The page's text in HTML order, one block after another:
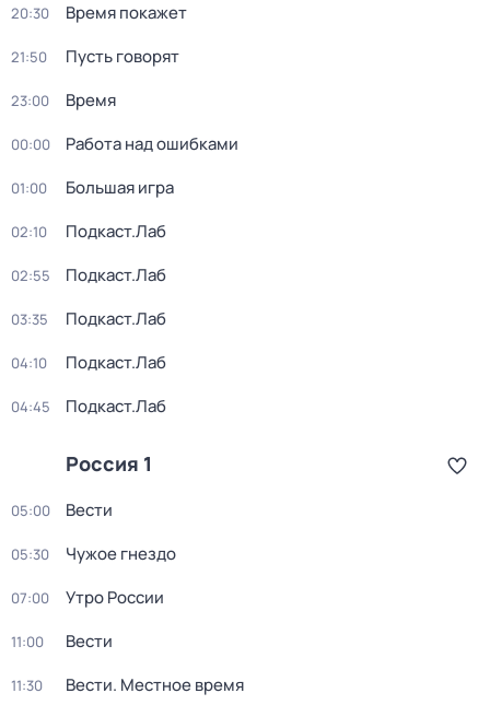
20:30 Время покажет
21:50 Пусть говорят
23:00 Время
00:00 Работа над ошибками
01:00 Большая игра
02:10 Подкаст.Лаб
02:55 Подкаст.Лаб
03:35 Подкаст.Лаб
04:10 Подкаст.Лаб
04:45 Подкаст.Лаб
Россия 1
05:00 Вести
05:30 Чужое гнездо
07:00 Утро России
11:00 Вести
11:30 Вести. Местное время